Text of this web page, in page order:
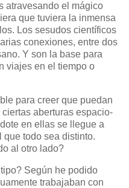
atravesando el mágico
que tuviera la inmensa
Los sesudos científicos
conexiones, entre dos
Y son la base para
viajes en el tiempo o
para creer que puedan
aberturas espacio-
en ellas se llegue a
todo sea distinto.
al otro lado?
Según he podido
trabajaban con